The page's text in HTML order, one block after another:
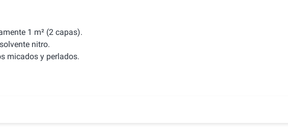
1 m² (2 capas).
nitro.
micados y perlados.